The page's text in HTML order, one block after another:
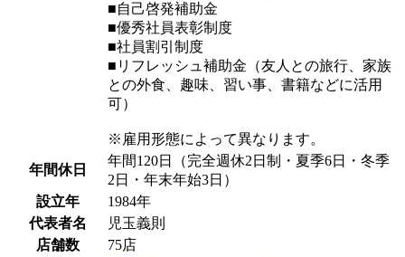
■自己啓発補助金
■優秀社員表彰制度
■社員割引制度
■リフレッシュ補助金（友人との旅行、家族
との外食、趣味、習い事、書籍などに活用
可）
※雇用形態によって異なります。
年間休日
年間120日（完全週休2日制・夏季6日・冬季
2日・年末年始3日）
設立年
1984年
代表者名
児玉義則
店舗数
75店